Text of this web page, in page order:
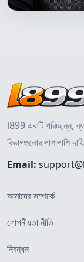
l899 একটি পরিচ্ছন্ন,
বিভাগগুলোর পাশাপাশি
Email:
আমাদের সম্পর্কে
গোপনীয়তা নীতি
নিবন্ধন